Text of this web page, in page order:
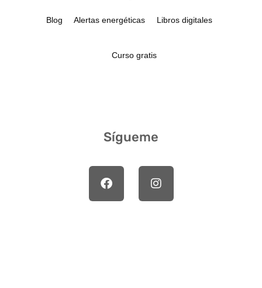
Blog Alertas energéticas Libros digitales
Curso gratis
Sígueme